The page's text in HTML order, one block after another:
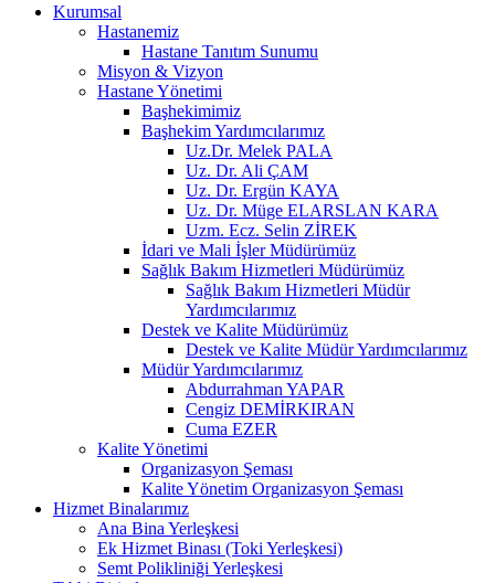
Kurumsal
Hastanemiz
Hastane Tanıtım Sunumu
Misyon & Vizyon
Hastane Yönetimi
Başhekimimiz
Başhekim Yardımcılarımız
Uz.Dr. Melek PALA
Uz. Dr. Ali ÇAM
Uz. Dr. Ergün KAYA
Uz. Dr. Müge ELARSLAN KARA
Uzm. Ecz. Selin ZİREK
İdari ve Mali İşler Müdürümüz
Sağlık Bakım Hizmetleri Müdürümüz
Sağlık Bakım Hizmetleri Müdür
Yardımcılarımız
Destek ve Kalite Müdürümüz
Destek ve Kalite Müdür Yardımcılarımız
Müdür Yardımcılarımız
Abdurrahman YAPAR
Cengiz DEMİRKIRAN
Cuma EZER
Kalite Yönetimi
Organizasyon Şeması
Kalite Yönetim Organizasyon Şeması
Hizmet Binalarımız
Ana Bina Yerleşkesi
Ek Hizmet Binası (Toki Yerleşkesi)
Semt Polikliniği Yerleşkesi